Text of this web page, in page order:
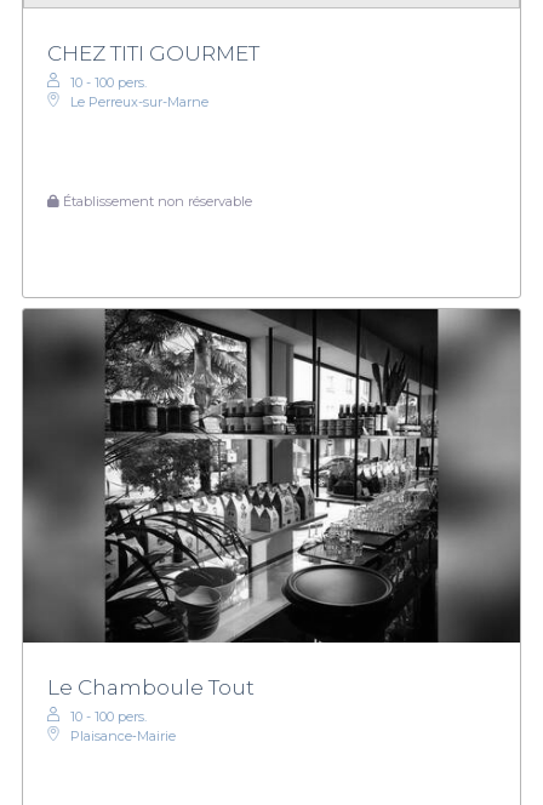
CHEZ TITI GOURMET
10 - 100 pers.
Le Perreux-sur-Marne
Établissement non réservable
Le Chamboule Tout
10 - 100 pers.
Plaisance‑Mairie